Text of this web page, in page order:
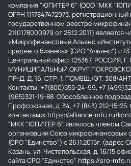
компания "ЮПИТЕР 6" (ООО "МКК
ОГРН 1117847472973,
государственном реестре
2110178000979 от 28.12.2011) является
«Микрофинансовый Альянс
среднего бизнеса» (СРО "Альянс") с
Центральный офис: 125367, РОССИЯ,
МУНИЦИПАЛЬНЫЙ ОКРУГ
ПР-Д, Д. 16, СТР. 1, ПОМЕЩ./ЭТ. 308/
Контакты: +7(800)555-24-99, +7
(965)321-19-88. Обособленное
Профсоюзная, д. 34, +7 (843) 212-15-
контактами: https://alliance-mfo.ru/
"МКК "ЮПИТЕР 6" являлось членом
организации Союз микрофинансовых
(СРО "Единство") с 26.11.2015г. (адрес
Казань, ул. Чистопольская, д. 16/15
сайта СРО "Единство" https://sro-